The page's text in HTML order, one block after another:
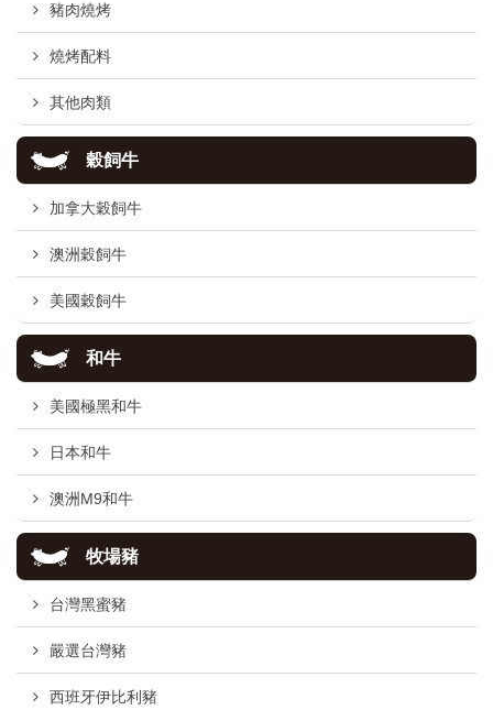
豬肉燒烤
燒烤配料
其他肉類
穀飼牛
加拿大穀飼牛
澳洲穀飼牛
美國穀飼牛
和牛
美國極黑和牛
日本和牛
澳洲M9和牛
牧場豬
台灣黑蜜豬
嚴選台灣豬
西班牙伊比利豬